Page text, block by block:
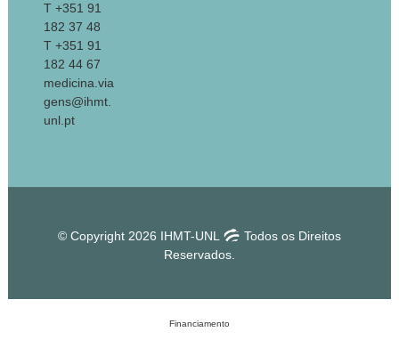
T +351 91
182 37 48
T +351 91
182 44 67
medicina.via
gens@ihmt.
unl.pt
© Copyright 2026 IHMT-UNL
Todos os Direitos
Reservados.
Financiamento